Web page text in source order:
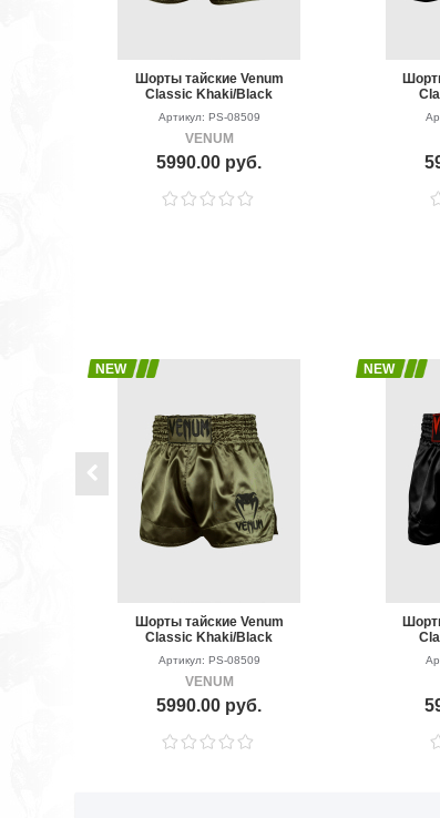
Шорты тайские Venum
Classic Khaki/Black
Артикул: PS-08509
VENUM
5990.00 руб.
NEW
Шорты тайские Venum
Classic Khaki/Black
Артикул: PS-08509
VENUM
5990.00 руб.
NEW